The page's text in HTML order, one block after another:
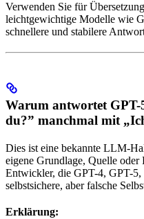
Verwenden Sie für
leichtgewichtige Modelle wie
schnellere und stabilere
Warum antwortet GPT-
du?” manchmal mit
Dies ist eine bekannte LLM-
eigene Grundlage, Quelle oder
Entwickler, die GPT-4, GPT-
selbstsichere, aber falsche
Erklärung: